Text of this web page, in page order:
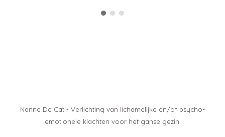
Nanne De Cat - Verlichting van lichamelijke en/of psycho-
emotionele klachten voor het ganse gezin.